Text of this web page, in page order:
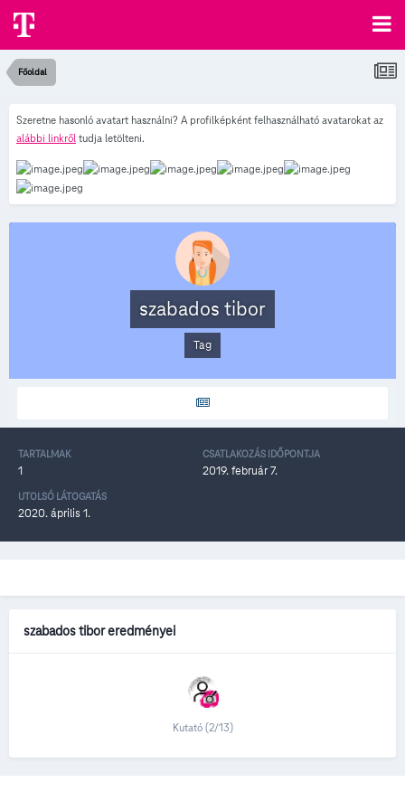
Főoldal
Szeretne hasonló avatart használni? A profilképként felhasználható avatarokat az
alábbi linkről tudja letölteni.
szabados tibor
Tag
TARTALMAK
1
CSATLAKOZÁS IDŐPONTJA
2019. február 7.
UTOLSÓ LÁTOGATÁS
2020. április 1.
szabados tibor eredményei
Kutató (2/13)